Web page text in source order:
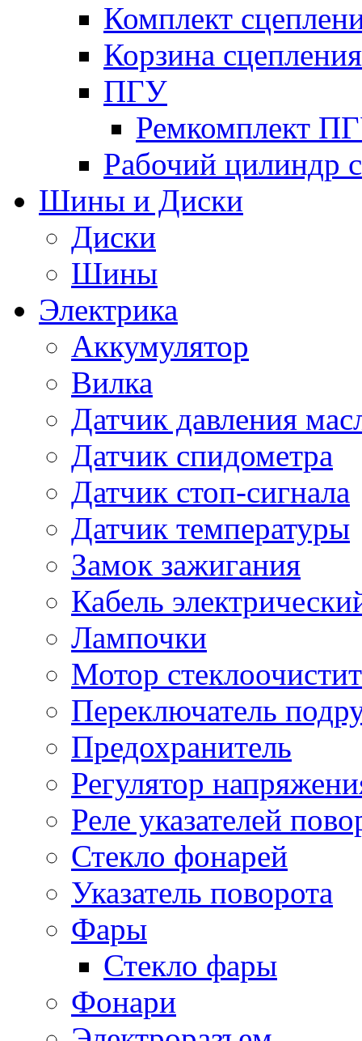
Комплект
Корзина сцепления
ПГУ
Ремкомплект
Рабочий цилиндр
Шины и Диски
Диски
Шины
Электрика
Аккумулятор
Вилка
Датчик давления
Датчик спидометра
Датчик стоп-сигнала
Датчик температуры
Замок зажигания
Кабель
Лампочки
Мотор
Переключатель
Предохранитель
Регулятор
Реле указателей
Стекло фонарей
Указатель поворота
Фары
Стекло фары
Фонари